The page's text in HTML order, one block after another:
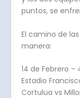
puntos, se
El camino de
manera:
14 de Febrero –
Estadio
Cortulua vs